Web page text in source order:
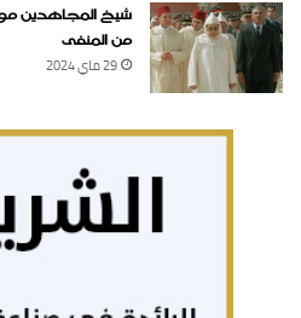
شيخ المجاهدين
من المنفى
29 ماي 2024